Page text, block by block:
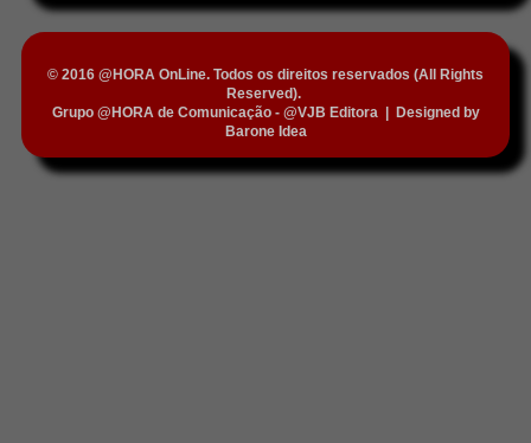
© 2016 @HORA OnLine. Todos os direitos reservados (All Rights
Reserved).
Grupo @HORA de Comunicação - @VJB Editora|
Designed by
Barone Idea